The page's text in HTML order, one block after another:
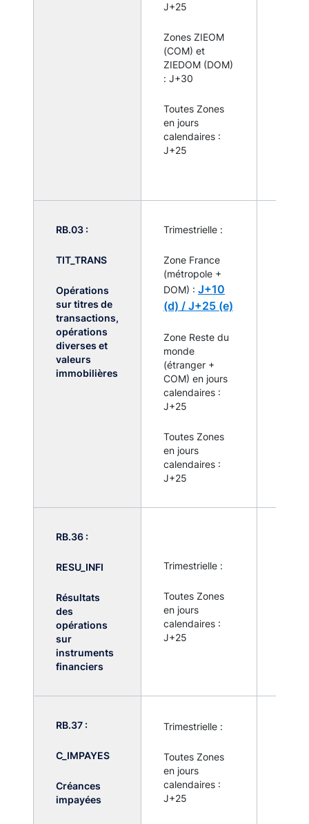
J+25
Zones ZIEOM
(COM) et
ZIEDOM (DOM)
: J+30
Toutes Zones
en jours
calendaires :
J+25
RB.03 :
TIT_TRANS
Opérations
sur titres de
transactions,
opérations
diverses et
valeurs
immobilières
Trimestrielle :
Zone France
(métropole +
DOM) : J+10
(d) / J+25 (e)
Zone Reste du
monde
(étranger +
COM) en jours
calendaires :
J+25
Toutes Zones
en jours
calendaires :
J+25
RB.36 :
RESU_INFI
Résultats
des
opérations
sur
instruments
financiers
Trimestrielle :
Toutes Zones
en jours
calendaires :
J+25
RB.37 :
C_IMPAYES
Créances
impayées
Trimestrielle :
Toutes Zones
en jours
calendaires :
J+25